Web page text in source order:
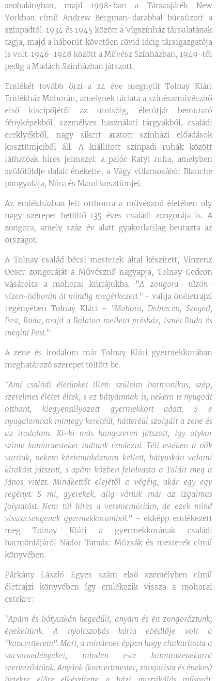
szobalányban, majd 1998-ban a Társasjáték New
Yorkban című Andrew Bergman-darabbal búcsúzott a
színpadtól. 1934 és 1945 között a Vígszínház társulatának
tagja, majd a háborút követően rövid ideig társigazgatója
is volt. 1946-1948 között a Művész Színházban, 1949-től
pedig a Madách Színházban játszott.
Emlékét tovább őrzi a 24 éve megnyílt Tolnay Klári
Emlékház Mohorán, amelynek tárlata a színészművésznő
első kiscipőjétől az utolsóig, életútját bemutató
fényképekből, személyes használati tárgyakból, családi
ereklyékből, nagy sikert aratott színházi előadások
kosztümjeiből áll. A kiállított színpadi ruhák között
láthatóak híres jelmezei: a palóc Katyi ruha, amelyben
szülőföldje dalait énekelte, a Vágy villamosából Blanche
pongyolája, Nóra és Maud kosztümjei.
Az emlékházban lelt otthonra a művésznő életében oly
nagy szerepet betöltő 135 éves családi zongorája is. A
zongora, amely száz év alatt gyakorlatilag beutazta az
országot.
A Tolnay család bécsi mesterek által készített, Vinzenz
Oeser zongoráját a Művésznő nagyapja, Tolnay Gedeon
vásárolta a mohorai kúriájukba. "A zongora- tűzön-
vízen-háborún át mindig megérkezett."- vallja önéletrajzi
regényében Tolnay Klári -
"Mohora, Debrecen, Szeged,
Pest, Buda, majd a Balaton melletti présház, ismét Buda és
megint Pest."
A zene és irodalom már Tolnay Klári gyermekkorában
meghatározó szerepet töltött be.
"Ami családi életünket illeti: szüleim harmonikus, szép,
szerelmes életet éltek, s ez bátyámnak is, nekem is nyugodt
otthont, kiegyensúlyozott gyermekkort adott. S e
nyugalomnak mintegy keretéül, hátteréül szolgált a zene és
az irodalom. Ki-ki más hangszeren játszott, így olykor
szinte kamaraesteket tudtunk rendezni. Téli estéken a nők
varrtak, nekem kézimunkáznom kellett, bátyuskán valami
kirakóst játszott, s apám közben felolvasta a Toldit meg a
János vitézt. Mindkettőt elejétől a végéig, akár egy-egy
regényt. S mi, gyerekek, alig vártuk már az izgalmas
folytatást. Nem túl híres a versmemóriám, de ezek mind
visszacsengenek gyermekkoromból." - ekképp emlékezett
meg Tolnay Klári a gyermekkorának családi
harmóniájáról Nádor Tamás: Múzsák és mesterek című
könyvében.
Párkány László Egyes szám első személyben című
életrajzi könyvében így emlékezik vissza a mohorai
estekre:
"Apám és bátyuskán hegedült, anyám és én zongoráztunk,
énekeltünk. A nyolcszobás kúria ebédlője volt a
"koncertterem". Mari, a mindenes éppen hogy eltakarította a
vacsoraedényeket, minden este kamarazenekarrá
szerveződtünk. Anyánk (koncertmester, zongorista és énekes)